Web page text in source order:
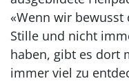
«Wenn wir
Stille und nicht
haben, gibt es dort
immer viel zu